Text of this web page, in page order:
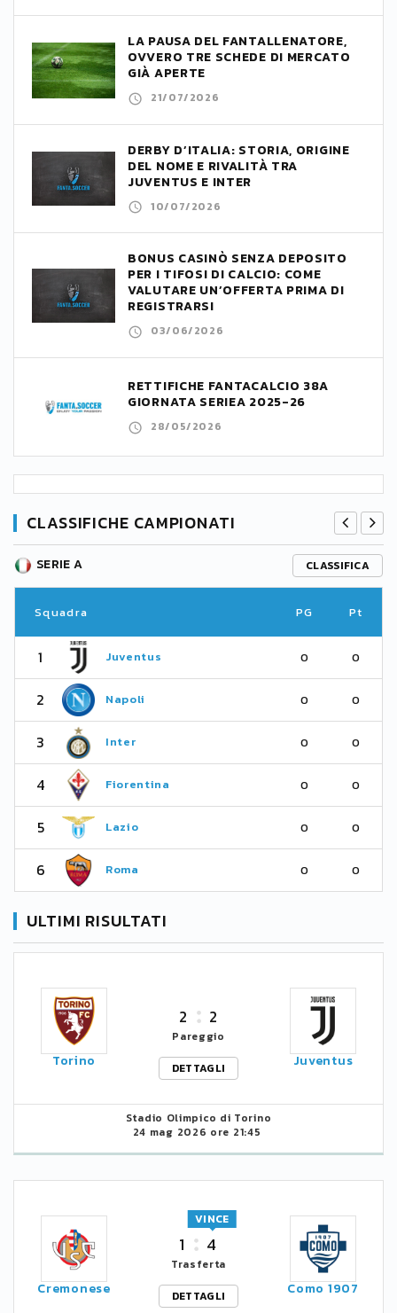
LA PAUSA DEL FANTALLENATORE,
OVVERO TRE SCHEDE DI MERCATO
GIÀ APERTE
21/07/2026
DERBY D’ITALIA: STORIA, ORIGINE
DEL NOME E RIVALITÀ TRA
JUVENTUS E INTER
10/07/2026
BONUS CASINÒ SENZA DEPOSITO
PER I TIFOSI DI CALCIO: COME
VALUTARE UN’OFFERTA PRIMA DI
REGISTRARSI
03/06/2026
RETTIFICHE FANTACALCIO 38A
GIORNATA SERIEA 2025-26
28/05/2026
CLASSIFICHE CAMPIONATI
SERIE A CLASSIFICA
Squadra PG Pt
1 Juventus 0 0
2 Napoli 0 0
3 Inter 0 0
4 Fiorentina 0 0
5 Lazio 0 0
6 Roma 0 0
ULTIMI RISULTATI
Torino
2 2
Pareggio
DETTAGLI
Juventus
Stadio Olimpico di Torino
24 mag 2026 ore 21:45
Cremonese
1 4
VINCE
Trasferta
DETTAGLI
Como 1907